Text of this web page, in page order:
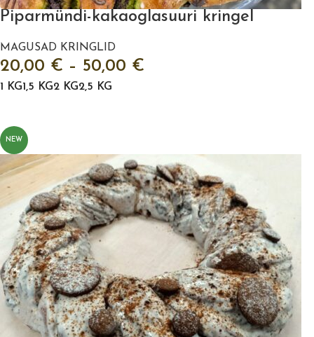
Piparmündi-kakaoglasuuri kringel
MAGUSAD KRINGLID
20,00 € – 50,00 €
1 KG1,5 KG2 KG2,5 KG
NEW